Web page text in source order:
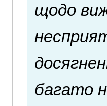
щодо
багато